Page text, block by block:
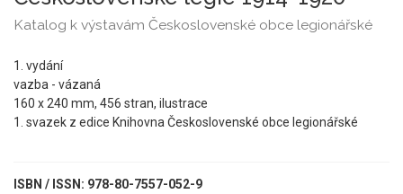
Katalog k výstavám Československé obce legionářské
1. vydání
vazba - vázaná
160 x 240 mm, 456 stran, ilustrace
1. svazek z edice Knihovna Československé obce legionářské
ISBN / ISSN: 978-80-7557-052-9